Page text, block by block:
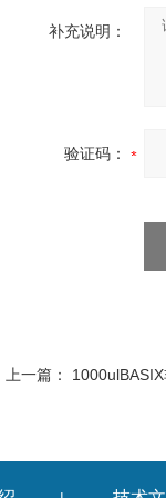
补充说明：
验证码：
上一篇：